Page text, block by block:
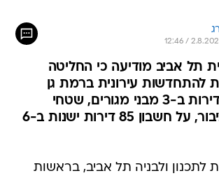
תל אביב מודיעה כי החליטה
להתחדשות עירונית ברמת גן
הכוללות 290 דירות ב-3 מבני מגורים, שטחי
מסחר ומבני ציבור, על חשבון 85 דירות ישנות ב-6
לתכנון ולבניה תל אביב, בראשות